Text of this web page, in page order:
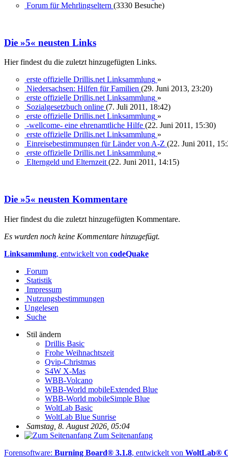
Forum für Mehrlingseltern (3330 Besuche)
Die »5« neusten Links
Hier findest du die zuletzt hinzugefügten Links.
erste offizielle Drillis.net Linksammlung »
Niedersachsen: Hilfen für Familien (29. Juni 2013, 23:20)
erste offizielle Drillis.net Linksammlung »
Sozialgesetzbuch online (7. Juli 2011, 18:42)
erste offizielle Drillis.net Linksammlung »
-wellcome- eine ehrenamtliche Hilfe (22. Juni 2011, 15:30)
erste offizielle Drillis.net Linksammlung »
Einreisebestimmungen für Länder von A-Z (22. Juni 2011,
erste offizielle Drillis.net Linksammlung »
Elterngeld und Elternzeit (22. Juni 2011, 14:15)
Die »5« neusten Kommentare
Hier findest du die zuletzt hinzugefügten Kommentare.
Es wurden noch keine Kommentare hinzugefügt.
Linksammlung, entwickelt von codeQuake
Forum
Statistik
Impressum
Nutzungsbestimmungen
Ungelesen
Suche
Stil ändern
Drillis Basic
Frohe Weihnachtszeit
Qvip-Christmas
S4W X-Mas
WBB-Volcano
WBB-World mobileExtended Blue
WBB-World mobileSimple Blue
WoltLab Basic
WoltLab Blue Sunrise
Samstag, 8. August 2026, 05:04
Zum Seitenanfang
Forensoftware: Burning Board® 3.1.8, entwickelt von WoltLab®